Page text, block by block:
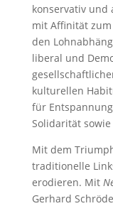
konservativ
mit Affinität
den
liberal und
kulturellen
für
Solidarität
Mit dem
traditionelle
erodieren. Mit
Gerhard